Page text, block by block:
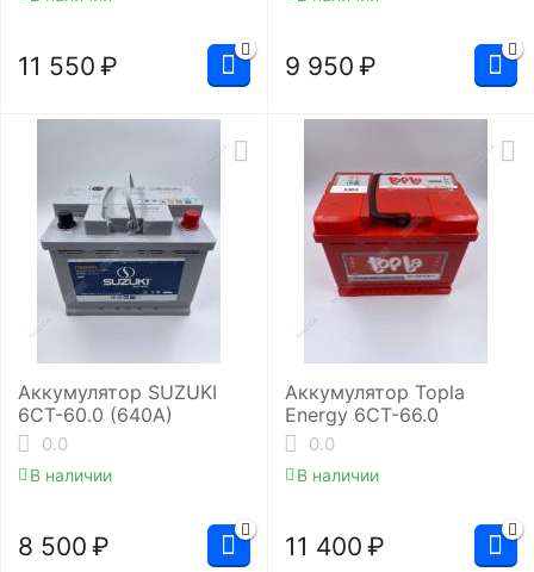
11 550 ₽ 9 950 ₽
Аккумулятор SUZUKI
6СТ-60.0 (640A)
0.0
В наличии
8 500 ₽
Аккумулятор Topla
Energy 6СТ-66.0
0.0
В наличии
11 400 ₽